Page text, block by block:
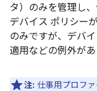
タ）のみを管理し
デバイス ポリシー
のみですが、デバ
適用などの例外があ
注: 仕事用プロフ